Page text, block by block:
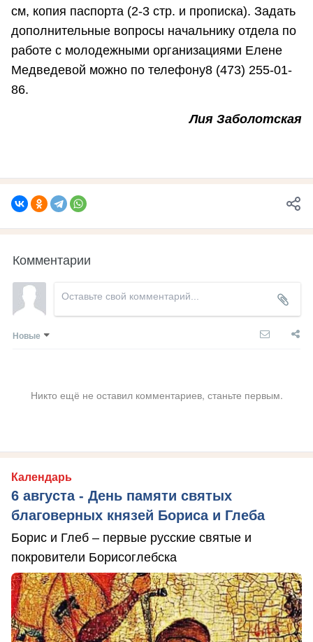
см, копия паспорта (2-3 стр. и прописка). Задать
дополнительные вопросы начальнику отдела по
работе с молодежными организациями Елене
Медведевой можно по телефону8 (473) 255-01-
86.
Лия Заболотская
Комментарии
Новые
Никто ещё не оставил комментариев, станьте первым.
Календарь
6 августа - День памяти святых
благоверных князей Бориса и Глеба
Борис и Глеб – первые русские святые и
покровители Борисоглебска